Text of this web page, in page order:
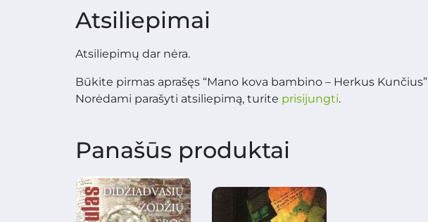
Atsiliepimai
Atsiliepimų dar nėra.
Būkite pirmas aprašęs “Mano kova bambino – Herkus Kunčius”
Norėdami parašyti atsiliepimą, turite prisijungti.
Panašūs produktai